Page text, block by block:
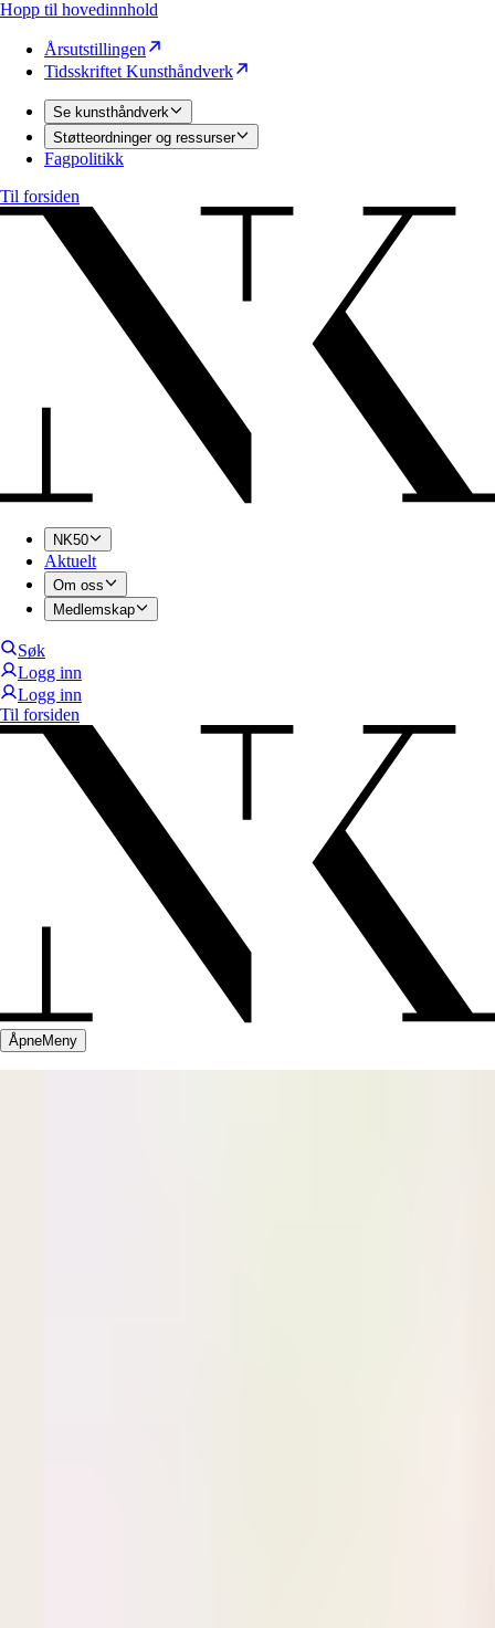
Hopp til hovedinnhold
Årsutstillingen
Tidsskriftet Kunsthåndverk
Se kunsthåndverk
Støtteordninger og ressurser
Fagpolitikk
Til forsiden
NK50
Aktuelt
Om oss
Medlemskap
Søk
Logg inn
Logg inn
Til forsiden
ÅpneMeny